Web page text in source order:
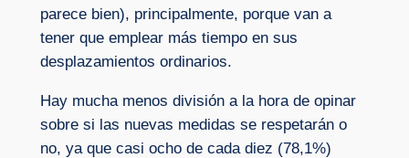
parece bien), principalmente, porque van a
tener que emplear más tiempo en sus
desplazamientos ordinarios.
Hay mucha menos división a la hora de opinar
sobre si las nuevas medidas se respetarán o
no, ya que casi ocho de cada diez (78,1%)